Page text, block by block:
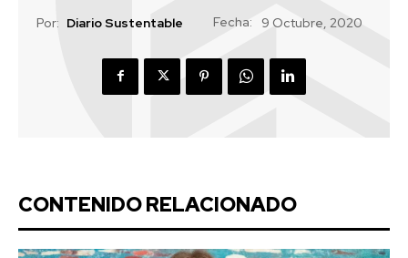
Por: Diario Sustentable Fecha: 9 Octubre, 2020
CONTENIDO RELACIONADO